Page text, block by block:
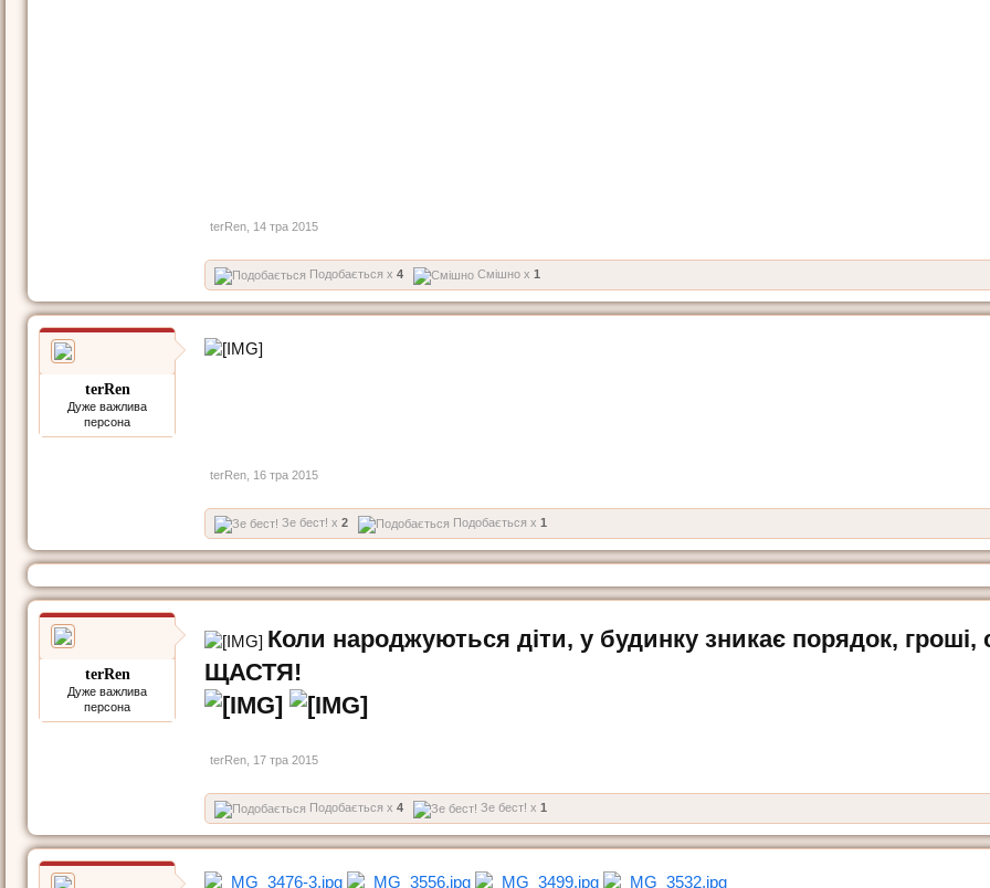
terRen 14 тра 2015
Подобається x 4 Смішно x 1
terRen
Дуже важлива
персона
terRen 16 тра 2015
Зе бест! x 2 Подобається x 1
terRen
Дуже важлива
персона
Коли народжуються діти, у будинку зникає порядок, гроші,
ЩАСТЯ!
terRen 17 тра 2015
Подобається x 4 Зе бест! x 1